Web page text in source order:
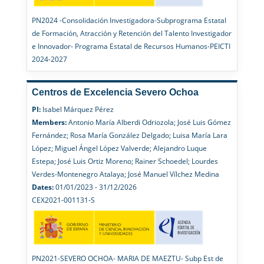
PN2024 -Consolidación Investigadora-Subprograma Estatal
de Formación, Atracción y Retención del Talento Investigador
e Innovador- Programa Estatal de Recursos Humanos-PEICTI
2024-2027
Centros de Excelencia Severo Ochoa
PI:Isabel Márquez Pérez
Members:Antonio María Alberdi Odriozola; José Luis Gómez
Fernández; Rosa María González Delgado; Luisa María Lara
López; Miguel Ángel López Valverde; Alejandro Luque
Estepa; José Luis Ortiz Moreno; Rainer Schoedel; Lourdes
Verdes-Montenegro Atalaya; José Manuel Vílchez Medina
Dates:01/01/2023 - 31/12/2026
CEX2021-001131-S
PN2021-SEVERO OCHOA- MARIA DE MAEZTU- Subp Est de